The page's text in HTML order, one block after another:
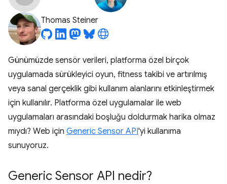
Thomas Steiner
Günümüzde sensör verileri, platforma özel birçok
uygulamada sürükleyici oyun, fitness takibi ve artırılmış
veya sanal gerçeklik gibi kullanım alanlarını etkinleştirmek
için kullanılır. Platforma özel uygulamalar ile web
uygulamaları arasındaki boşluğu doldurmak harika olmaz
mıydı? Web için Generic Sensor API'yi kullanıma
sunuyoruz.
Generic Sensor API nedir?